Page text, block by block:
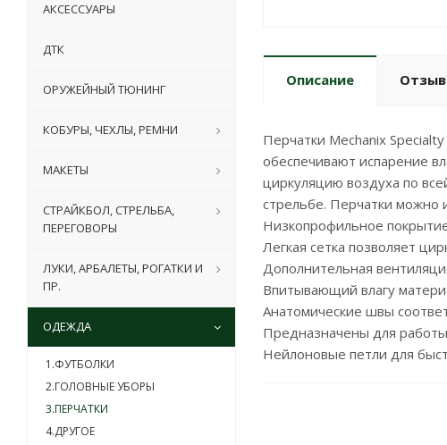
Описание
Перчатки Mechanix
обеспечивают испарение
циркуляцию воздуха по
стрельбе. Перчатки можно
Низкопрофильное
Легкая сетка позволяет
Дополнительная
Впитывающий влагу
Анатомические швы
Предназначены для
Нейлоновые петли для
АКСЕССУАРЫ
ДТК
ОРУЖЕЙНЫЙ ТЮНИНГ
КОБУРЫ, ЧЕХЛЫ, РЕМНИ
МАКЕТЫ
СТРАЙКБОЛ, СТРЕЛЬБА,
ПЕРЕГОВОРЫ
ЛУКИ, АРБАЛЕТЫ, РОГАТКИ И
ПР.
ОДЕЖДА
1.ФУТБОЛКИ
2.ГОЛОВНЫЕ УБОРЫ
3.ПЕРЧАТКИ
4.ДРУГОЕ